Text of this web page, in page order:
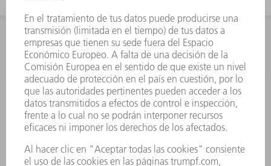
INFORMACIÓN
Preguntas más frecuentes
Condiciones generales de venta
CONTACTO
Departamento de Repuestos
+34 91 657 36 70
Viernes de 8h – 17h
repuestos@es.trumpf.com